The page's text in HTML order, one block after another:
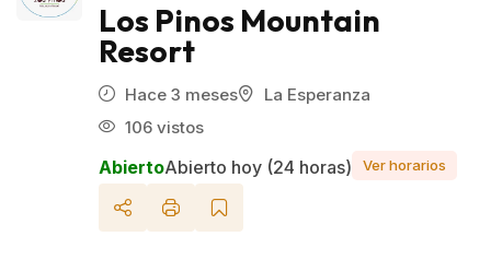
Los Pinos Mountain
Resort
Hace 3 meses
La Esperanza
106 vistos
AbiertoAbierto hoy (24 horas) Ver horarios